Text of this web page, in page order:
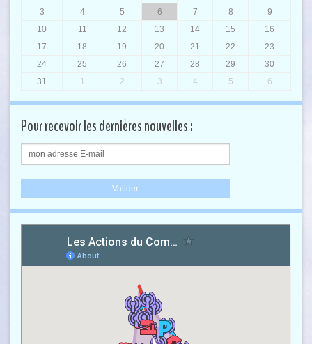
3
4 5 6 7 8
9
10
11 12 13 14 15
16
17
18 19 20 21 22
23
24
25 26 27 28 29
30
31
1 2 3 4 5 6
Pour recevoir les dernières nouvelles :